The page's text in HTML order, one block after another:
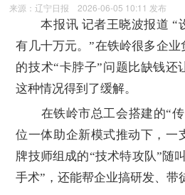
来源：辽宁日报 2026-06-05 10:11 发布
本报讯 记者王晓波报道 “
有几十万元。”在铁岭很多企
的技术“卡脖子”问题比缺钱还
这种情况得到了缓解。
在铁岭市总工会搭建的“传
位一体助企新模式推动下，一
牌技师组成的“技术特攻队”随
手术”，还能帮企业搞研发、带